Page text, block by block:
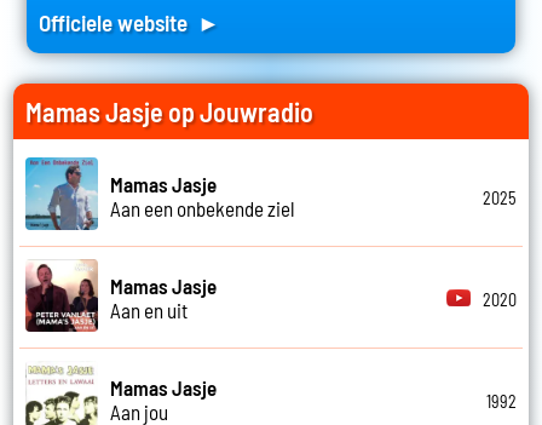
Officiele website ►
Mamas Jasje op Jouwradio
Mamas Jasje
Aan een onbekende ziel
2025
Mamas Jasje
Aan en uit
2020
Mamas Jasje
Aan jou
1992